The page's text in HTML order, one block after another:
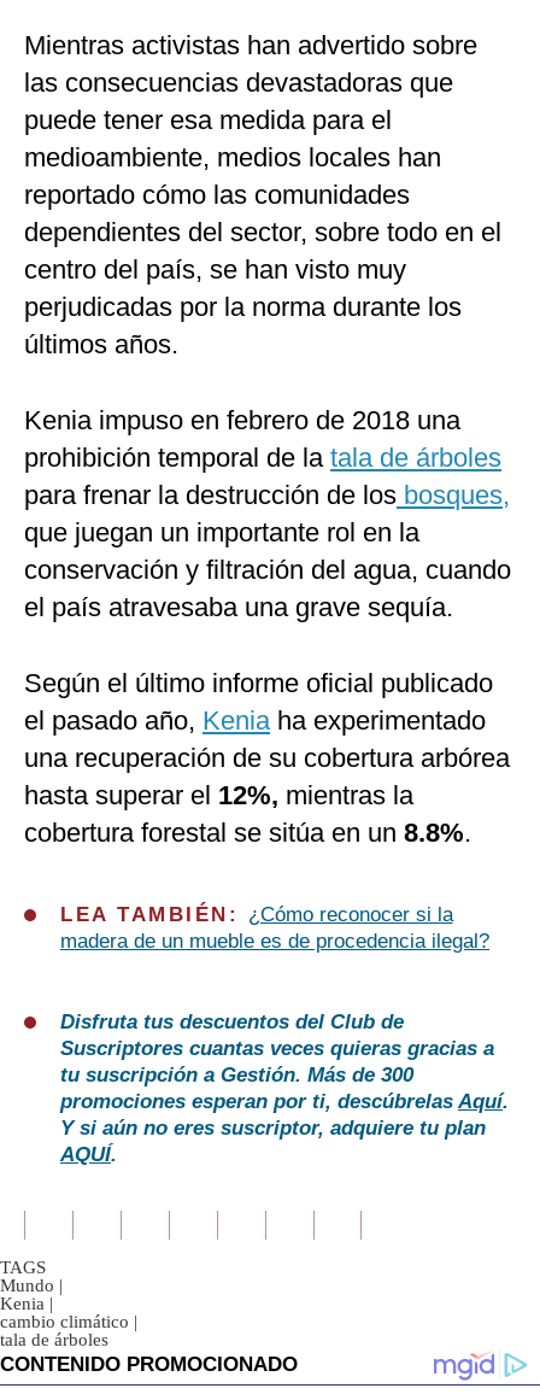
Mientras activistas han advertido sobre
las consecuencias devastadoras que
puede tener esa medida para el
medioambiente, medios locales han
reportado cómo las comunidades
dependientes del sector, sobre todo en el
centro del país, se han visto muy
perjudicadas por la norma durante los
últimos años.
Kenia impuso en febrero de 2018 una
prohibición temporal de la tala de árboles
para frenar la destrucción de los bosques,
que juegan un importante rol en la
conservación y filtración del agua, cuando
el país atravesaba una grave sequía.
Según el último informe oficial publicado
el pasado año, Keniaha experimentado
una recuperación de su cobertura arbórea
hasta superar el 12%, mientras la
cobertura forestal se sitúa en un 8.8%.
LEA TAMBIÉN: ¿Cómo reconocer si la
madera de un mueble es de procedencia ilegal?
Disfruta tus descuentos del Club de
Suscriptores cuantas veces quieras gracias a
tu suscripción a Gestión. Más de 300
promociones esperan por ti, descúbrelasAquí.
Y si aún no eres suscriptor, adquiere tu plan
AQUÍ.
TAGS
Mundo |
Kenia |
cambio climático |
tala de árboles